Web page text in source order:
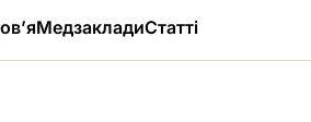
МедзакладиСтатті